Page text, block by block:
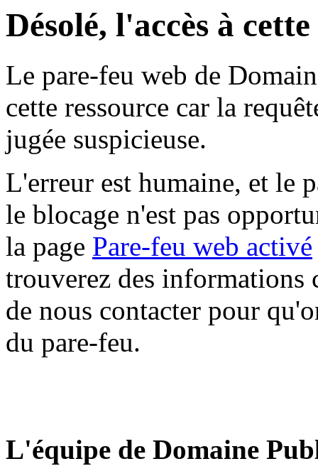
Désolé, l'accès à
Le pare-feu web de
cette ressource car la
jugée suspicieuse.
L'erreur est humaine, et le
le blocage n'est pas
la page Pare-feu web activé
trouverez des informations
de nous contacter pour
du pare-feu.
L'équipe de Domaine